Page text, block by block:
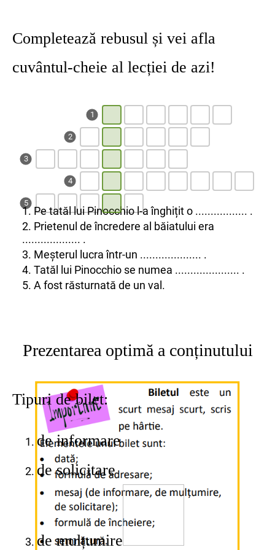
Completează rebusul și vei afla
cuvântul-cheie al lecției de azi!
1
2
3
4
5
1. Pe tatăl lui Pinocchio l-a înghițit o ................. .
2. Prietenul de încredere al băiatului era
................... .
3. Meșterul lucra într-un .................... .
4. Tatăl lui Pinocchio se numea ..................... .
5. A fost răsturnată de un val.
Prezentarea optimă a conținutului
Tipuri de bilet:
de informare
de solicitare
de mulțumire